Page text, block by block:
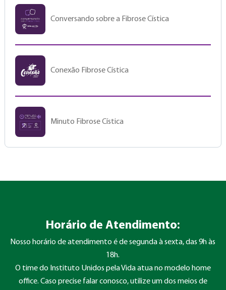
Conversando sobre a Fibrose Cística
Conexão Fibrose Cística
Minuto Fibrose Cística
Horário de Atendimento:
Nosso horário de atendimento é de segunda à sexta, das 9h às
18h.
O time do Instituto Unidos pela Vida atua no modelo home
office. Caso precise falar conosco, utilize um dos meios de